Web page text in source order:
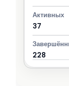
37
228